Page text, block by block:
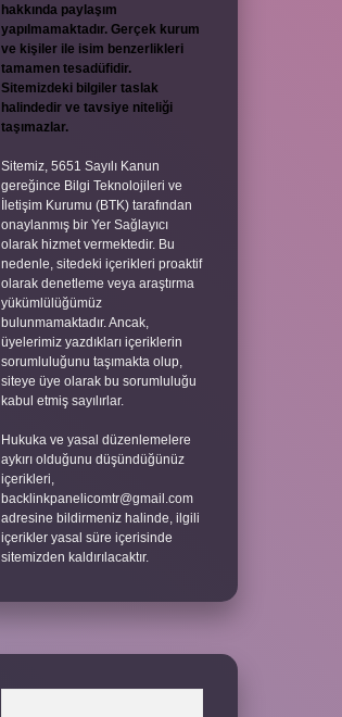
hakkında paylaşım
yapılmamaktadır. Gerçek kurum
ve kişiler ile isim benzerlikleri
tamamen tesadüfidir.
Sitemizdeki bilgiler taslak
halindedir ve tavsiye niteliği
taşımazlar.
Sitemiz, 5651 Sayılı Kanun
gereğince Bilgi Teknolojileri ve
İletişim Kurumu (BTK) tarafından
onaylanmış bir Yer Sağlayıcı
olarak hizmet vermektedir. Bu
nedenle, sitedeki içerikleri proaktif
olarak denetleme veya araştırma
yükümlülüğümüz
bulunmamaktadır. Ancak,
üyelerimiz yazdıkları içeriklerin
sorumluluğunu taşımakta olup,
siteye üye olarak bu sorumluluğu
kabul etmiş sayılırlar.
Hukuka ve yasal düzenlemelere
aykırı olduğunu düşündüğünüz
içerikleri,
backlinkpanelicomtr@gmail.com
adresine bildirmeniz halinde, ilgili
içerikler yasal süre içerisinde
sitemizden kaldırılacaktır.